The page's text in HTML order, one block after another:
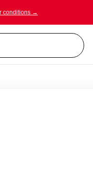
conditions →